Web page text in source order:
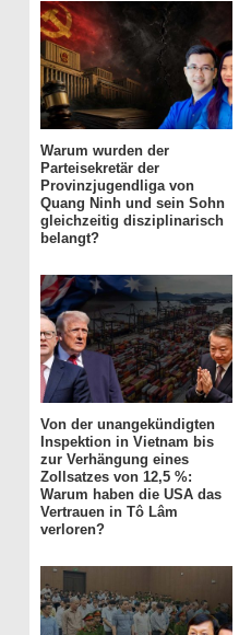
Warum wurden der
Parteisekretär der
Provinzjugendliga von
Quang Ninh und sein Sohn
gleichzeitig disziplinarisch
belangt?
Von der unangekündigten
Inspektion in Vietnam bis
zur Verhängung eines
Zollsatzes von 12,5 %:
Warum haben die USA das
Vertrauen in Tô Lâm
verloren?